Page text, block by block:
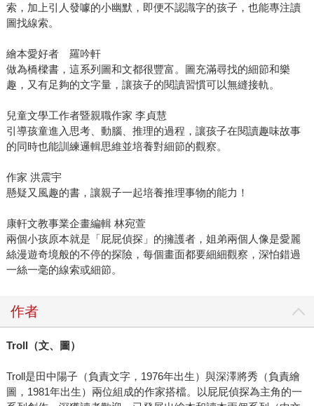
索，加上引人發噱的小幽默，即便不認識字的孩子，也能專注讀
圖找線索。
繪本愛好者 羅吟軒
做為橋樑書，這系列圖和文都很豐富。圖充滿尋找的細節和樂
趣，又有足夠的文字量，讓孩子的閱讀習慣可以無縫接軌。
兒童文學工作者暨親職作家 李貞慧
引導孩童進入思考、動腦、推理的過程，讓孩子在閱讀趣味故事
的同時也能訓練邏輯思維並培養對細節的觀察。
作家 洪震宇
懸疑又風趣的書，讓親子一起培養推理事物的能力！
康軒文教事業企畫編輯 林宛萱
兩個小孩原本就是「屁屁偵探」的擁護者，姐弟兩個人像是愛麗
絲漫遊奇境般的不停的探險，每個畫面都要細細觀察，深怕錯過
一絲一毫的線索或細節。
作者
Troll（文、圖）
Troll是田中陽子（負責文字，1976年出生）與深澤將秀（負責繪
圖，1981年出生）兩位組成的作家搭檔。以屁屁偵探為主角的一